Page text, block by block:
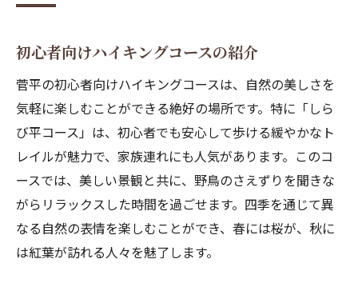
初心者向けハイキングコースの紹介
菅平の初心者向けハイキングコースは、自然の美しさを
気軽に楽しむことができる絶好の場所です。特に「しら
び平コース」は、初心者でも安心して歩ける緩やかなト
レイルが魅力で、家族連れにも人気があります。このコ
ースでは、美しい景観と共に、野鳥のさえずりを聞きな
がらリラックスした時間を過ごせます。四季を通じて異
なる自然の表情を楽しむことができ、春には桜が、秋に
は紅葉が訪れる人々を魅了します。